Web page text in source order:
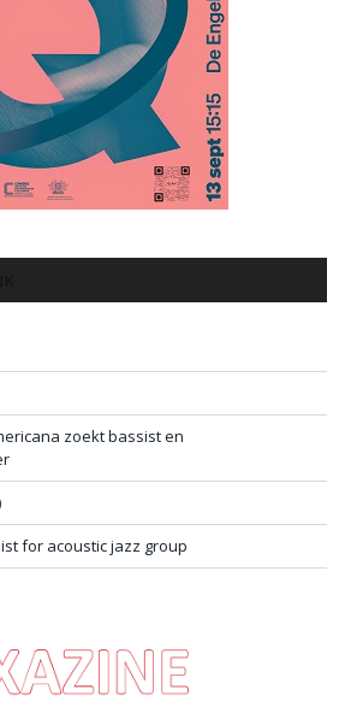
zoekt bassist en
for acoustic jazz group